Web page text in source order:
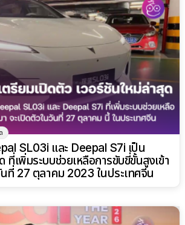
SL03i และ Deepal S7i เป็น
ที่เพิ่มระบบช่วยเหลือการขับขี่ขั้นสูงเข้า
นที่ 27 ตุลาคม 2023 ในประเทศจีน